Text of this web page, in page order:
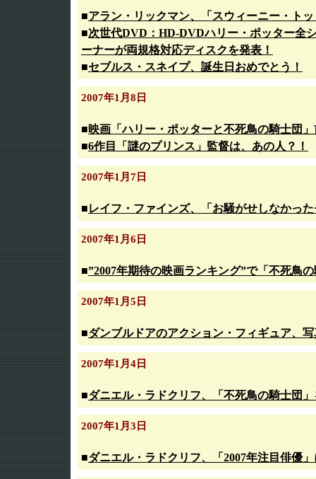
■アラン・リックマン、「スウィーニー・ト
■次世代DVD：HD-DVDハリー・ポッター全
ーナーが両規格対応ディスクを発表！
■セブルス・スネイプ、誕生日おめでとう！
2007年1月8日
■映画「ハリー・ポッターと不死鳥の騎士団
■6作目「謎のプリンス」監督は、あの人？！
2007年1月7日
■レイフ・ファインズ、「お騒がせしなかっ
2007年1月6日
■”2007年期待の映画ランキング”で「不死鳥
2007年1月5日
■ダンブルドアのアクション・フィギュア、
2007年1月4日
■ダニエル・ラドクリフ、「不死鳥の騎士団
2007年1月3日
■ダニエル・ラドクリフ、「2007年注目俳優